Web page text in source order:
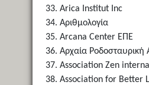
Arica Institut Inc
Αριθμολογία
Arcana Center ΕΠΕ
Αρχαία Ροδοσταυρική
Association Zen
Association for Better